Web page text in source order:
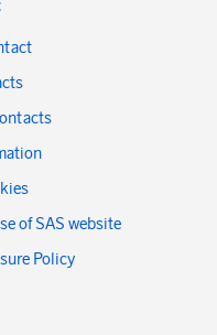
of SAS website
Policy